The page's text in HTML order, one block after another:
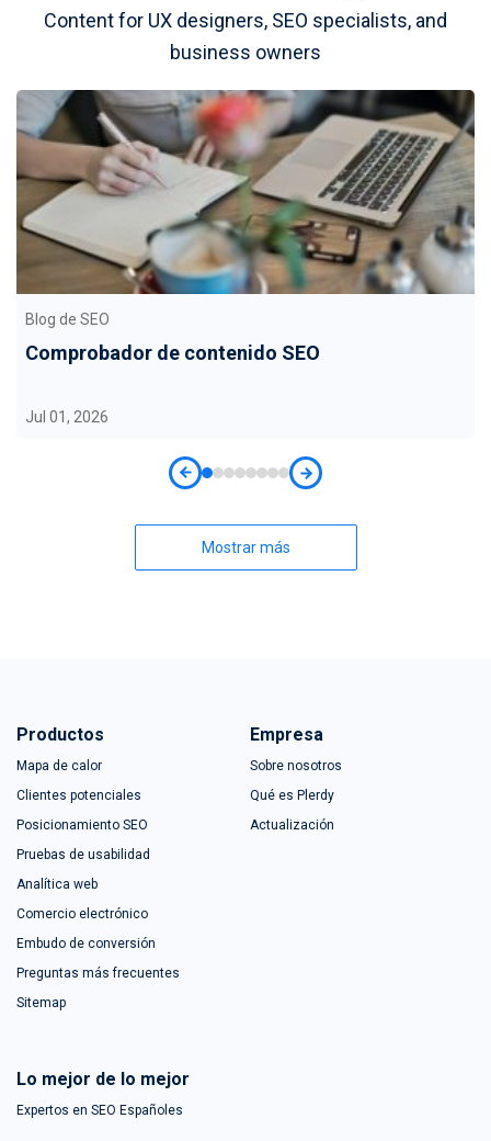
Content for UX designers, SEO specialists, and
business owners
Blog de SEO
Comprobador de contenido SEO
Jul 01, 2026
Mostrar más
Productos
Mapa de calor
Clientes potenciales
Posicionamiento SEO
Pruebas de usabilidad
Analítica web
Comercio electrónico
Embudo de conversión
Preguntas más frecuentes
Sitemap
Empresa
Sobre nosotros
Qué es Plerdy
Actualización
Lo mejor de lo mejor
Expertos en SEO Españoles